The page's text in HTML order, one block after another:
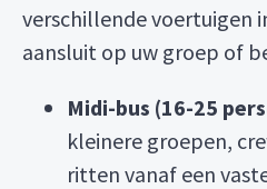
verschillende voertuigen
aansluit op uw groep of
Midi-bus (16-25
kleinere groepen,
ritten vanaf een